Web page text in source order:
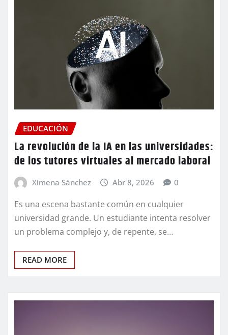
EDUCACIÓN
La revolución de la IA en las universidades:
de los tutores virtuales al mercado laboral
Ximena Sánchez Abr 8, 2026 0
Es una escena bastante común en cualquier
universidad grande. Un estudiante intenta resolver
un problema complejo y, de repente, se…
READ MORE